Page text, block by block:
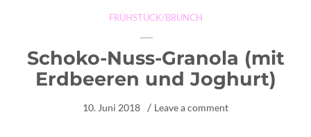
FRÜHSTÜCK/BRUNCH
Schoko-Nuss-Granola (mit
Erdbeeren und Joghurt)
10. Juni 2018 Leave a comment